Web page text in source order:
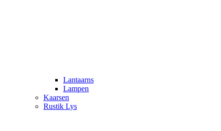
Lantaarns
Lampen
Kaarsen
Rustik Lys